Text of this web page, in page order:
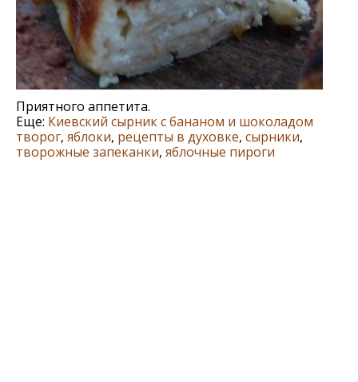
Приятного аппетита.
Еще: Киевский сырник с бананом и шоколадом
творог, яблоки, рецепты в духовке, сырники,
творожные запеканки, яблочные пироги